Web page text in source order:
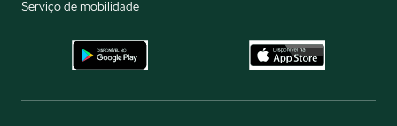
Serviço de mobilidade